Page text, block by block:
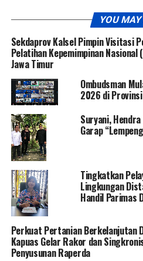
YOU
Sekdaprov Kalsel Pimpin Visitasi
Pelatihan Kepemimpinan Nasional
Jawa Timur
Ombudsman
2026 di
Suryani,
Garap
Tingkatkan
Lingkungan
Handil Parimas
Perkuat Pertanian Berkelanjutan
Kapuas Gelar Rakor dan
Penyusunan Raperda